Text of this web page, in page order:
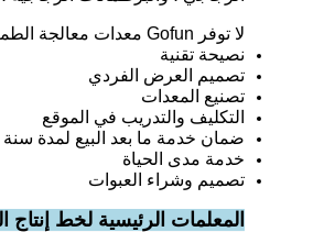
لا توفر Gofun معدات معالجة الطماطم لمصنعك فحسب ، بل يمكنها أيضًا توفير حل شامل من الألف إلى الياء ، بما في ذلك:
نصيحة تقنية
تصميم العرض الفردي
تصنيع المعدات
التكليف والتدريب في الموقع
ضمان خدمة ما بعد البيع لمدة سنة
خدمة مدى الحياة
تصميم وشراء العبوات
المعلمات الرئيسية لخط إنتاج